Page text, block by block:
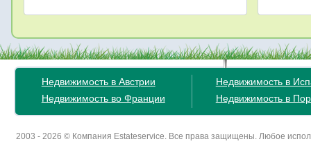
Недвижимость в Австрии
Недвижимость во Франции
Недвижимость в
Недвижимость в
2003 - 2026 © Компания Estateservice. Все права защищены. Любое